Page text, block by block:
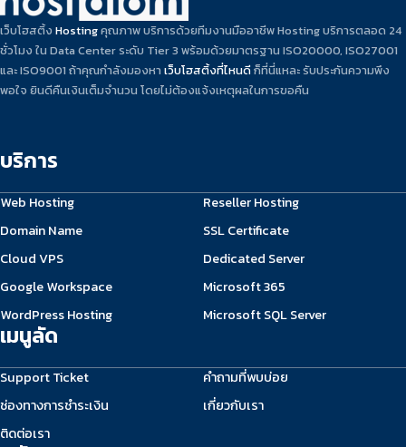
เว็บโฮสติ้ง Hostingคุณภาพ บริการด้วยทีมงานมืออาชีพ Hosting บริการตลอด 24
ชั่วโมง ใน Data Center ระดับ Tier 3 พร้อมด้วยมาตรฐาน ISO20000, ISO27001
และ ISO9001 ถ้าคุณกำลังมองหา เว็บโฮสติ้งที่ไหนดีก็ที่นี่แหละ รับประกันความพึง
พอใจ ยินดีคืนเงินเต็มจำนวน โดยไม่ต้องแจ้งเหตุผลในการขอคืน
บริการ
Web Hosting
Domain Name
Cloud VPS
Google Workspace
WordPress Hosting
Reseller Hosting
SSL Certificate
Dedicated Server
Microsoft 365
Microsoft SQL Server
เมนูลัด
Support Ticket
ช่องทางการชำระเงิน
ติดต่อเรา
คำถามที่พบบ่อย
เกี่ยวกับเรา